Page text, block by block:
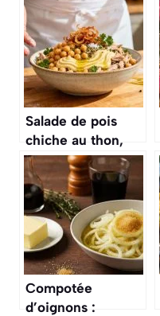
Salade de pois
chiche au thon,
oignons et persil :
recette rapide et
savoureuse
Compotée
d’oignons :